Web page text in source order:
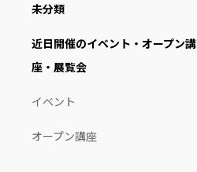
未分類
近日開催のイベント・オープン講
座・展覧会
イベント
オープン講座